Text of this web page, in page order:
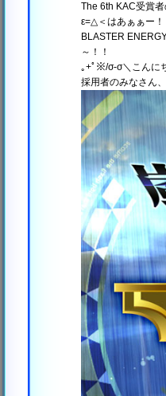
The 6th KAC受賞
ε=△＜はあぁぁー
BLASTER
～！！
｡+ﾟ※/σ-σ＼こんに
採用者のみなさん